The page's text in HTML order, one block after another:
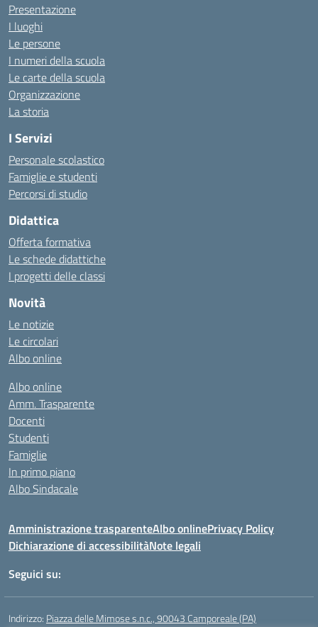
Presentazione
I luoghi
Le persone
I numeri della scuola
Le carte della scuola
Organizzazione
La storia
I Servizi
Personale scolastico
Famiglie e studenti
Percorsi di studio
Didattica
Offerta formativa
Le schede didattiche
I progetti delle classi
Novità
Le notizie
Le circolari
Albo online
Albo online
Amm. Trasparente
Docenti
Studenti
Famiglie
In primo piano
Albo Sindacale
Amministrazione trasparenteAlbo onlinePrivacy Policy
Dichiarazione di accessibilitàNote legali
Seguici su:
Indirizzo: Piazza delle Mimose s.n.c., 90043 Camporeale (PA)